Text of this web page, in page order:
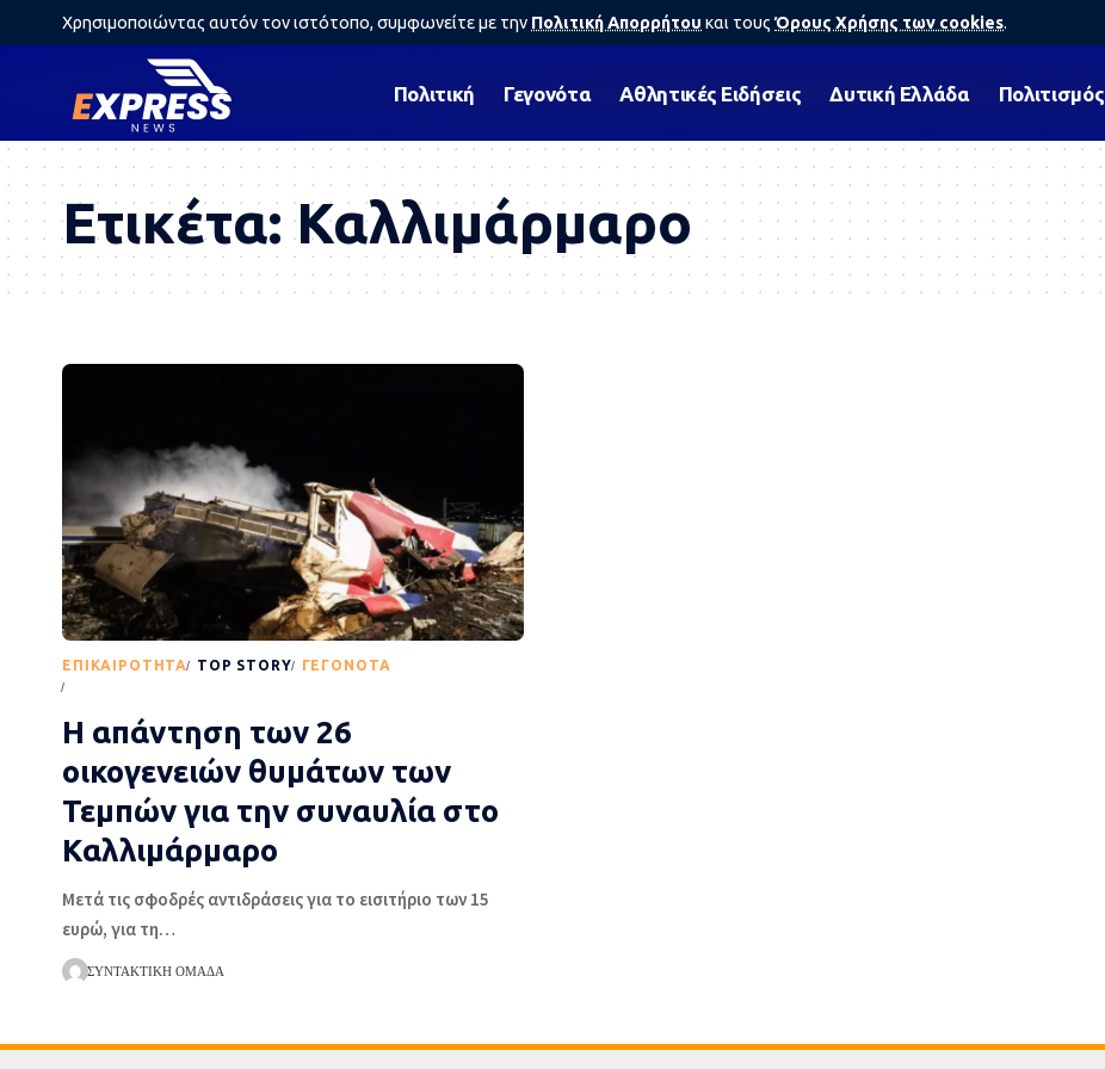
Χρησιμοποιώντας αυτόν τον ιστότοπο, συμφωνείτε με την Πολιτική Απορρήτου και τους Όρους Χρήσης των cookies.
Πολιτική Γεγονότα Αθλητικές Ειδήσεις Δυτική Ελλάδα Πολιτισμός
Ετικέτα:Καλλιμάρμαρο
EΠΙΚΑΙΡΌΤΗΤΑ TOP STORY
ΓΕΓΟΝΌΤΑ
H απάντηση των 26
οικογενειών θυμάτων των
Τεμπών για την συναυλία στο
Καλλιμάρμαρο
Μετά τις σφοδρές αντιδράσεις για το εισιτήριο των 15
ευρώ, για τη…
ΣΥΝΤΑΚΤΙΚΉ ΟΜΆΔΑ